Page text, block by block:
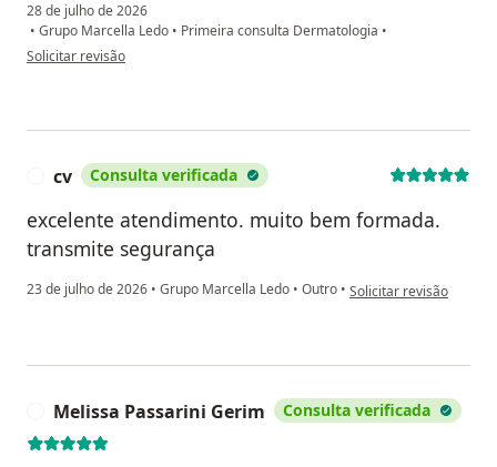
28 de julho de 2026
• Grupo Marcella Ledo • Primeira consulta Dermatologia •
na opinião do utilizador P.R.
Solicitar revisão
cv Consulta verificada
excelente atendimento. muito bem formada.
transmite segurança
23 de julho de 2026 • Grupo Marcella Ledo • Outro • na opinião do utilizador
Solicitar revisão
Melissa Passarini Gerim Consulta verificada